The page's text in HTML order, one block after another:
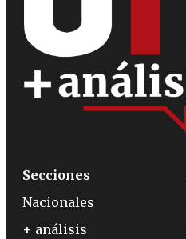
Secciones
Nacionales
+ análisis